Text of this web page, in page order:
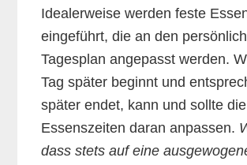
Idealerweise werden feste
eingeführt, die an den
Tagesplan angepasst werden.
Tag später beginnt und
später endet, kann und sollte die
Essenszeiten daran anpassen.
dass stets auf eine